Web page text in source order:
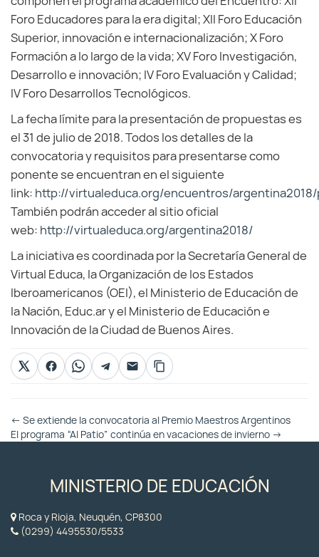
Foro Educadores para la era digital; XII Foro Educación
Superior, innovación e internacionalización; X Foro
Formación a lo largo de la vida; XV Foro Investigación,
Desarrollo e innovación; IV Foro Evaluación y Calidad;
IV Foro Desarrollos Tecnológicos.
La fecha límite para la presentación de propuestas es
el 31 de julio de 2018. Todos los detalles de la
convocatoria y requisitos para presentarse como
ponente se encuentran en el siguiente
link: http://virtualeduca.org/encuentros/
También podrán acceder al sitio oficial
web: http://virtualeduca.org/argentina2018/
La iniciativa es coordinada por la Secretaría General de
Virtual Educa, la Organización de los Estados
Iberoamericanos (OEI), el Ministerio de Educación de
la Nación, Educ.ar y el Ministerio de Educación e
Innovación de la Ciudad de Buenos Aires.
Otras
Entradas
← Se extiende la convocatoria al Premio Maestros Argentinos
El programa “Al Patio” continúa en vacaciones de invierno →
MINISTERIO DE EDUCACIÓN
Roca y Rioja, Neuquén, CP8300
(0299) 4495530/5533